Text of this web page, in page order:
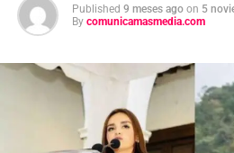
Published 9 meses ago on 5
By comunicamasmedia.com